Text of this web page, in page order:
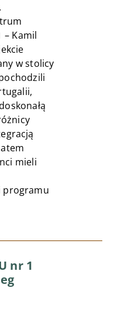
– Kamil
w stolicy
mieli
programu
nr 1